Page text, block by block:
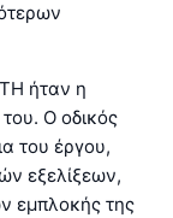
ήταν η
Ο οδικός
του έργου,
εξελίξεων,
εμπλοκής της